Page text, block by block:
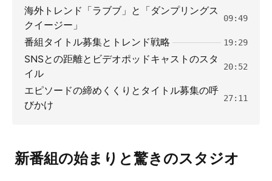
海外トレンド「ラブブ」と「ダンプリングス
クイージー」
09:49
番組タイトル募集とトレンド戦略 19:29
SNSとの距離とビデオポッドキャストのスタ
イル
20:52
エピソードの締めくくりとタイトル募集の呼
びかけ
27:11
新番組の始まりと驚きのスタジオ